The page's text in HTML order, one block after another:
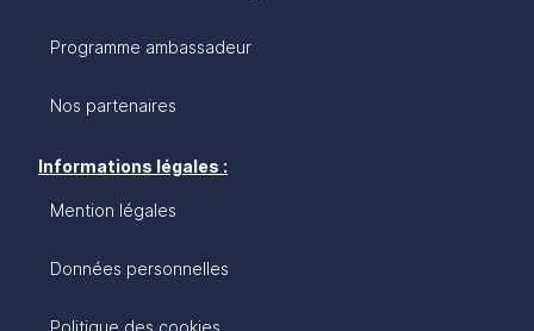
Programme ambassadeur
Nos partenaires
Informations légales :
Mention légales
Données personnelles
Politique des cookies